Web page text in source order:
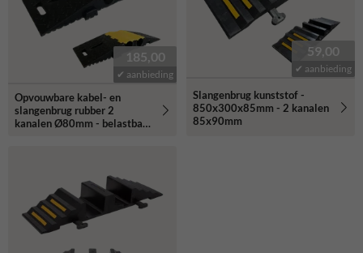
185,00
✔ aanbieding
Opvouwbare kabel- en
slangenbrug rubber 2
kanalen Ø80mm - belastbaar
59,00
✔ aanbieding
Slangenbrug kunststof -
850x300x85mm - 2 kanalen
85x90mm